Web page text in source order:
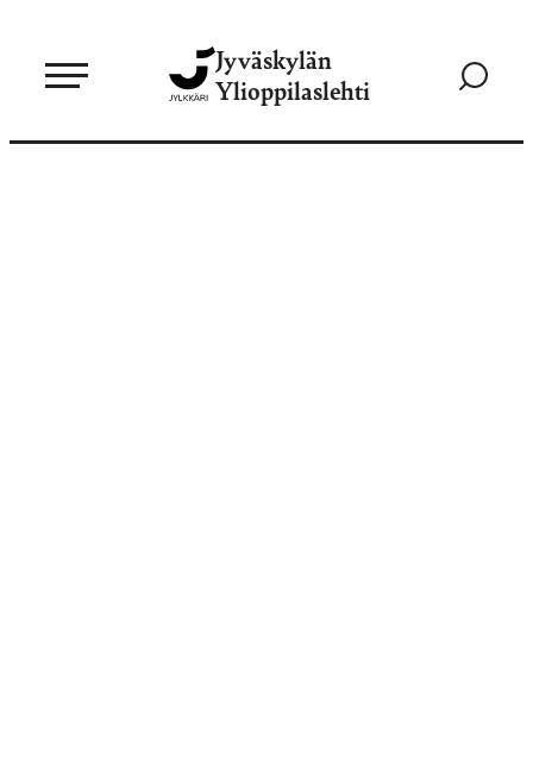
sisältöön
Jyväskylän
Ylioppilaslehti
Siirry